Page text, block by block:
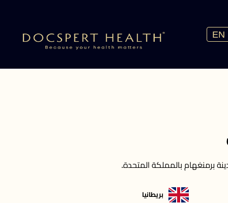
EN
برمنغهام بالمملكة المتحدة.
بريطانيا